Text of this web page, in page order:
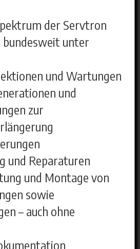
der Servtron
unter
und Wartungen
und
zur
und Reparaturen
und Montage von
sowie
– auch ohne